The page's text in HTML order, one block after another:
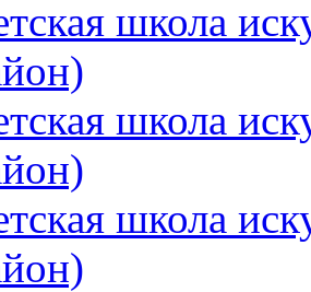
школа
школа
школа